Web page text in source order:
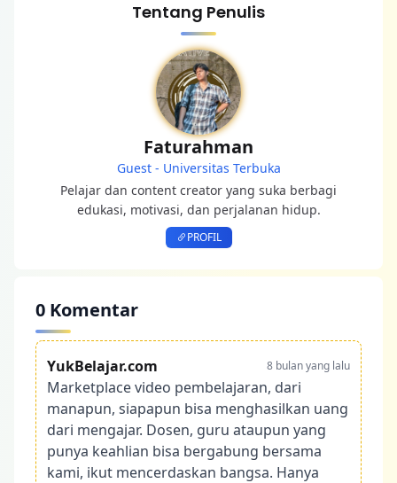
Tentang Penulis
Faturahman
Guest - Universitas Terbuka
Pelajar dan content creator yang suka berbagi
edukasi, motivasi, dan perjalanan hidup.
PROFIL
0 Komentar
YukBelajar.com 8 bulan yang lalu
Marketplace video pembelajaran, dari
manapun, siapapun bisa menghasilkan uang
dari mengajar. Dosen, guru ataupun yang
punya keahlian bisa bergabung bersama
kami, ikut mencerdaskan bangsa. Hanya